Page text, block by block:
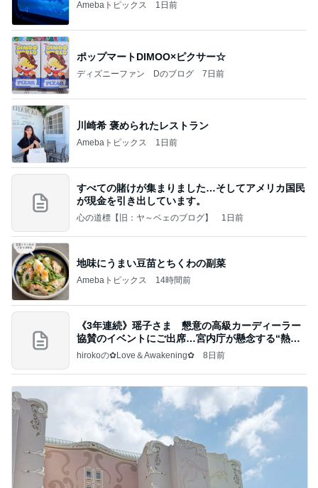
Amebaトピックス 1日前
ポップマートDIMOO×ピクサー☆
ディズニーファン Dのブログ 7日前
川崎希 褒められたレストラン
Amebaトピックス 1日前
すべての賭けが集まりました…そしてアメリカ国民
が現金を引き出しています。
心の道標【旧：ヤ～ベェのブログ】 1日前
地味にうまい豆苗とちくわの副菜
Amebaトピックス 14時間前
《3年連続》瑶子さま 懇意の高級カーディーラー
協賛のイベントにご出席…宮内庁が懸念する“熱心
すぎ
hirokoの✿Love＆Awakening✿ 8日前